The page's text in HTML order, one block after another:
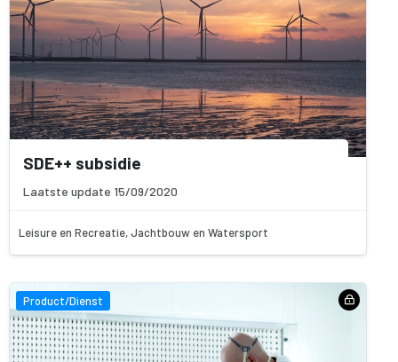
SDE++ subsidie
Laatste update 15/09/2020
Leisure en Recreatie, Jachtbouw en Watersport
Product/Dienst